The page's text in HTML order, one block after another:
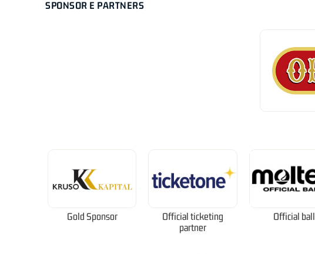
SPONSOR E PARTNERS
Gold Sponsor
Official ticketing
partner
Official ball